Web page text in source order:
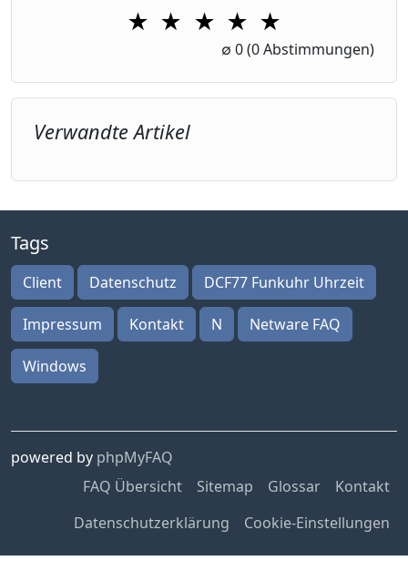
★ ★
2 Stars
★
3 Stars
★
4 Stars
★
5 Stars
∅ 0(0 Abstimmungen)
Verwandte Artikel
Tags
Client Datenschutz DCF77 Funkuhr Uhrzeit
Impressum Kontakt N Netware FAQ
Windows
powered by phpMyFAQ
FAQ Übersicht
Sitemap Glossar
Kontakt
Datenschutzerklärung
Cookie-Einstellungen